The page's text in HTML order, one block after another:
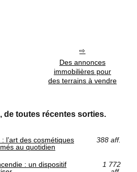
Des annonces
immobilières pour
des terrains à vendre
de toutes récentes sorties.
l’art des cosmétiques
au quotidien
388 aff.
: un dispositif
1 772